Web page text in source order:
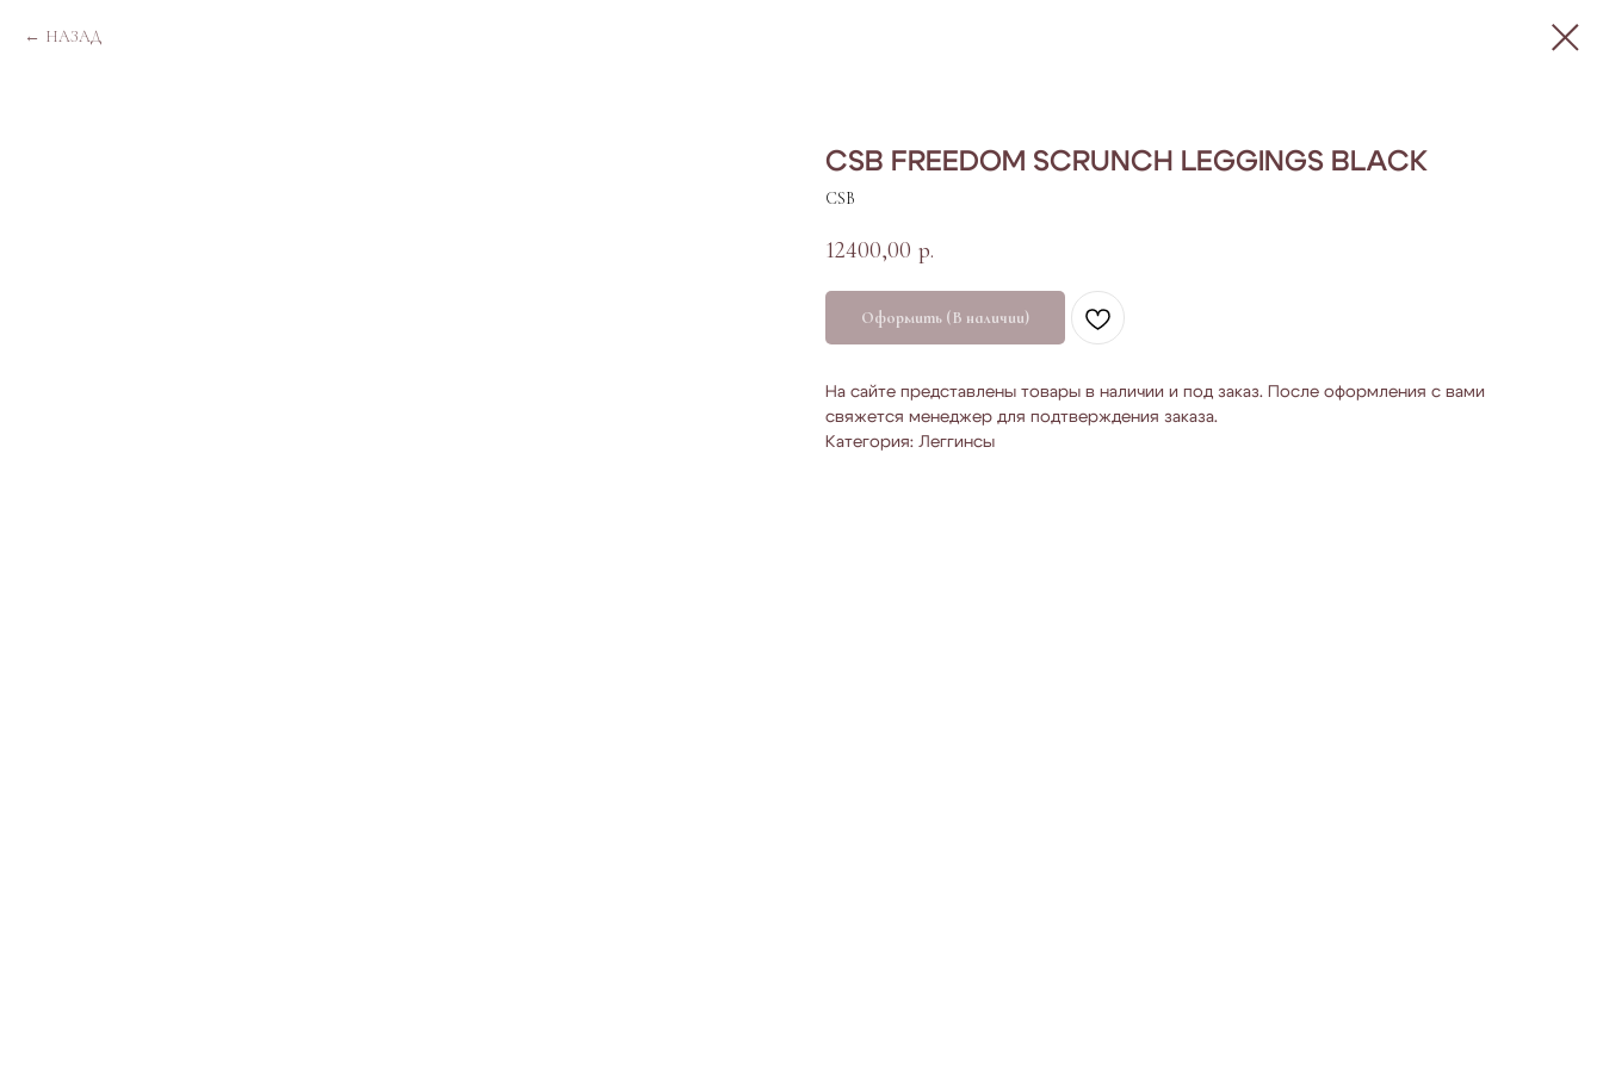
НАЗАД
CSB FREEDOM SCRUNCH LEGGINGS BLACK
CSB
12400,00 р.
Оформить (В наличии)
На сайте представлены товары в наличии и под заказ. После оформления с вами
свяжется менеджер для подтверждения заказа.
Категория: Леггинсы